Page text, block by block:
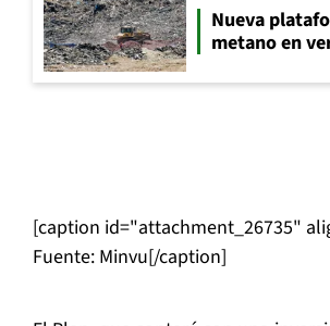
Nueva
metano en
[caption id="attachment_26735"
Fuente: Minvu[/caption]